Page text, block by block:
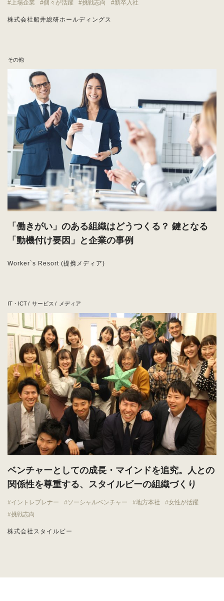
上場企業 個々が活躍 挑戦志向 新卒入社
株式会社船井総研ホールディングス
その他
「働きがい」のある組織はどうつくる？ 鍵となる
「動機付け要因」と企業の事例
Worker`s Resort (提携メディア)
IT・ICT サービス メディア
ベンチャーとしての成長・マインドを追究。人との
関係性を尊重する、スタイルビーの組織づくり
イントレプレナー ソーシャルベンチャー 地方本社
女性が活躍
挑戦志向
株式会社スタイルビー